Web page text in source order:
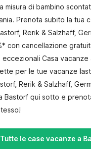
misura di bambino
Prenota subito la tua
Rerik & Salzhaff,
con cancellazione
Casa vacanze
per le tue vacanze
Rerik & Salzhaff,
Bastorf qui sotto e
Tutte le case vacanze a